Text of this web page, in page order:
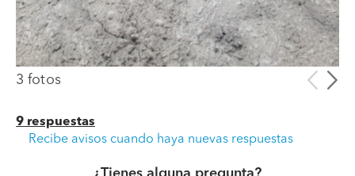
3 fotos
9 respuestas
Recibe avisos cuando haya nuevas respuestas